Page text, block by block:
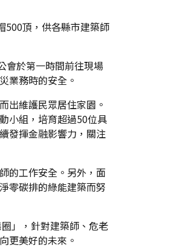
500頂，供各縣市建築師
會於第一時間前往現場
業務時的安全。
出維護民眾居住家園。
小組，培育超過50位具
發揮金融影響力，關注
的工作安全。另外，面
零碳排的綠能建築而努
」，針對建築師、危老
更美好的未來。